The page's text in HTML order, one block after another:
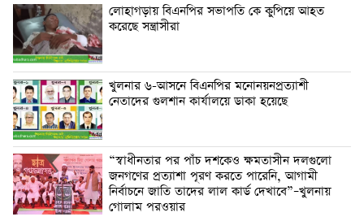
লোহাগড়ায় বিএনপির সভাপতি কে কুপিয়ে আহত
করেছে সন্ত্রাসীরা
খুলনার ৬-আসনে বিএনপির মনোনয়নপ্রত্যাশী
নেতাদের গুলশান কার্যালয়ে ডাকা হয়েছে
“স্বাধীনতার পর পাঁচ দশকেও ক্ষমতাসীন দলগুলো
জনগণের প্রত্যাশা পূরণ করতে পারেনি, আগামী
নির্বাচনে জাতি তাদের লাল কার্ড দেখাবে”–খুলনায়
গোলাম পরওয়ার